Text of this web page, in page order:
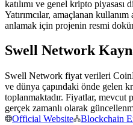
Kâr paylaşımı ve kopya
katılımı ve genel kripto piyasası
Yatırımcılar, amaçlanan
anlamak için projenin resmi
Swell Network
Swell Network fiyat verileri
ve dünya çapındaki önde gelen
toplanmaktadır. Fiyatlar, mevcut
gerçek zamanlı olarak
Official Website
Blockchain